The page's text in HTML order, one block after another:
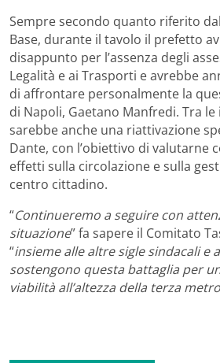
Sempre secondo quanto riferito
Base, durante il tavolo il prefetto
disappunto per l’assenza degli
Legalità e ai Trasporti e avrebbe
di affrontare personalmente la
di Napoli, Gaetano Manfredi. Tra
sarebbe anche una riattivazione
Dante, con l’obiettivo di valutarne
effetti sulla circolazione e sulla
centro cittadino.
“Continueremo a seguire con
situazione” fa sapere il Comitato
“insieme alle altre sigle sindacali e
sostengono questa battaglia per
viabilità all’altezza della terza